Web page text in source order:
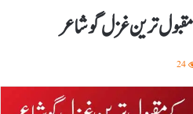
ترین غزل گو شاعر
24